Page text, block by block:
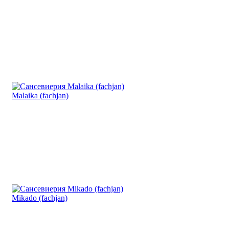
Malaika (fachjan)
Mikado (fachjan)